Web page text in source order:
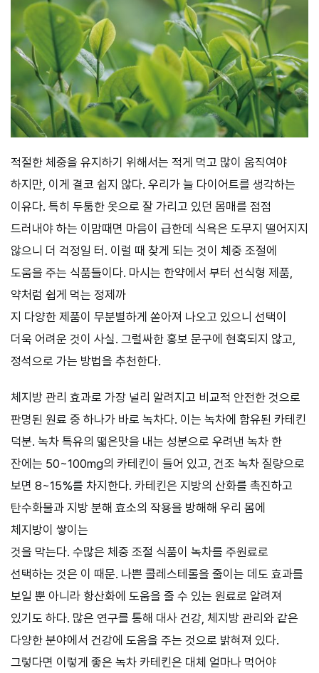
적절한 체중을 유지하기 위해서는 적게 먹고 많이 움직여야
하지만, 이게 결코 쉽지 않다. 우리가 늘 다이어트를 생각하는
이유다. 특히 두툼한 옷으로 잘 가리고 있던 몸매를 점점
드러내야 하는 이맘때면 마음이 급한데 식욕은 도무지 떨어지지
않으니 더 걱정일 터. 이럴 때 찾게 되는 것이 체중 조절에
도움을 주는 식품들이다. 마시는 한약에서 부터 선식형 제품,
약처럼 쉽게 먹는 정제까
지 다양한 제품이 무분별하게 쏟아져 나오고 있으니 선택이
더욱 어려운 것이 사실. 그럴싸한 홍보 문구에 현혹되지 않고,
정석으로 가는 방법을 추천한다.
체지방 관리 효과로 가장 널리 알려지고 비교적 안전한 것으로
판명된 원료 중 하나가 바로 녹차다. 이는 녹차에 함유된 카테킨
덕분. 녹차 특유의 떫은맛을 내는 성분으로 우려낸 녹차 한
잔에는 50~100mg의 카테킨이 들어 있고, 건조 녹차 질량으로
보면 8~15%를 차지한다. 카테킨은 지방의 산화를 촉진하고
탄수화물과 지방 분해 효소의 작용을 방해해 우리 몸에
체지방이 쌓이는
것을 막는다. 수많은 체중 조절 식품이 녹차를 주원료로
선택하는 것은 이 때문. 나쁜 콜레스테롤을 줄이는 데도 효과를
보일 뿐 아니라 항산화에 도움을 줄 수 있는 원료로 알려져
있기도 하다. 많은 연구를 통해 대사 건강, 체지방 관리와 같은
다양한 분야에서 건강에 도움을 주는 것으로 밝혀져 있다.
그렇다면 이렇게 좋은 녹차 카테킨은 대체 얼마나 먹어야